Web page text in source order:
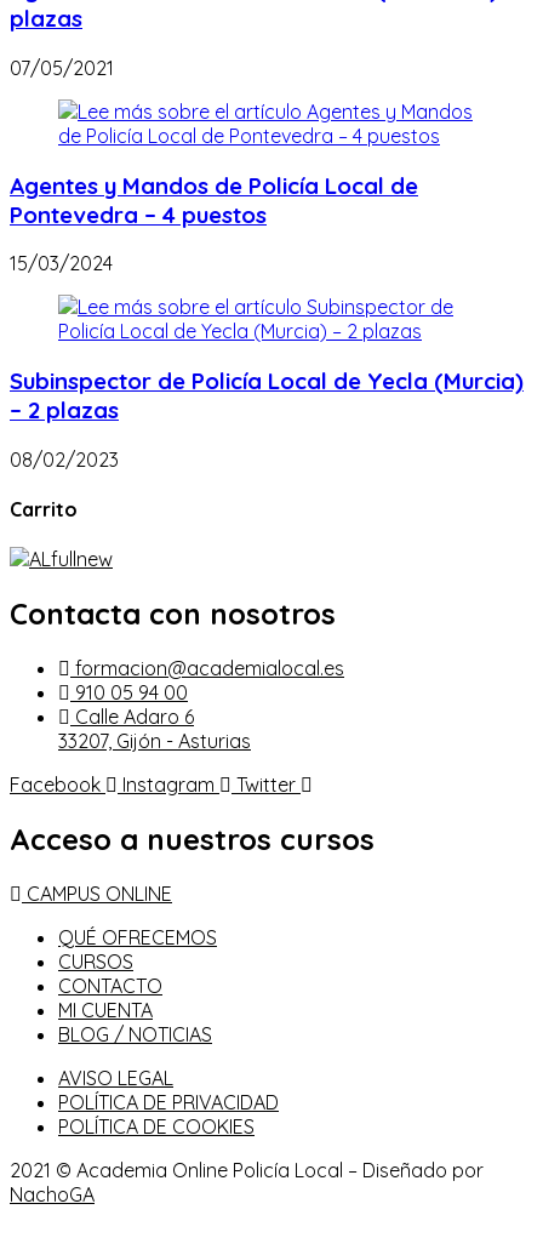
plazas
07/05/2021
Agentes y Mandos de Policía Local de
Pontevedra – 4 puestos
15/03/2024
Subinspector de Policía Local de Yecla (Murcia)
– 2 plazas
08/02/2023
Carrito
Contacta con nosotros
formacion@academialocal.es
910 05 94 00
Calle Adaro 6
33207, Gijón - Asturias
Facebook
Instagram Twitter
Acceso a nuestros cursos
CAMPUS ONLINE
QUÉ OFRECEMOS
CURSOS
CONTACTO
MI CUENTA
BLOG / NOTICIAS
AVISO LEGAL
POLÍTICA DE PRIVACIDAD
POLÍTICA DE COOKIES
2021 © Academia Online Policía Local – Diseñado por
NachoGA